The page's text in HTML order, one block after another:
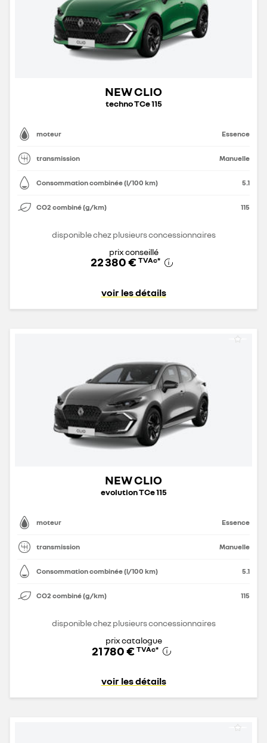
NEW CLIO
techno TCe 115
moteur Essence
transmission Manuelle
Consommation combinée (l/100 km) 5.1
CO2 combiné (g/km) 115
disponible chez plusieurs concessionnaires
prix conseillé
22 380 € TVAc*
voir les détails
NEW CLIO
evolution TCe 115
moteur Essence
transmission Manuelle
Consommation combinée (l/100 km) 5.1
CO2 combiné (g/km) 115
disponible chez plusieurs concessionnaires
prix catalogue
21 780 € TVAc*
voir les détails